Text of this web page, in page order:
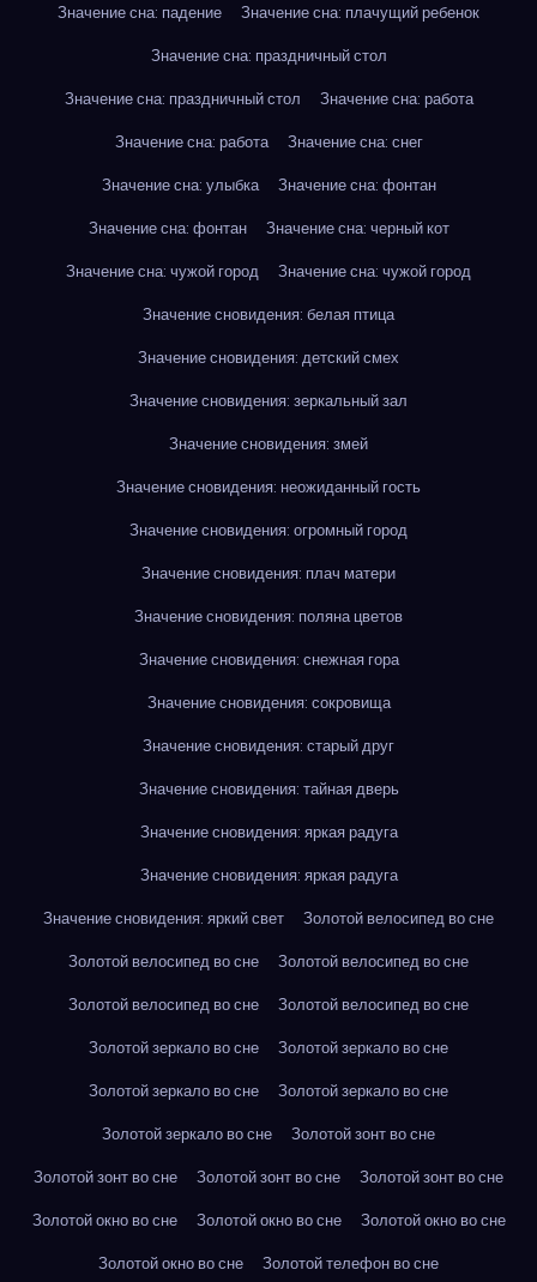
Значение сна: падение
Значение сна: плачущий ребенок
Значение сна: праздничный стол
Значение сна: праздничный стол
Значение сна: работа
Значение сна: работа
Значение сна: снег
Значение сна: улыбка
Значение сна: фонтан
Значение сна: фонтан
Значение сна: черный кот
Значение сна: чужой город
Значение сна: чужой город
Значение сновидения: белая птица
Значение сновидения: детский смех
Значение сновидения: зеркальный зал
Значение сновидения: змей
Значение сновидения: неожиданный гость
Значение сновидения: огромный город
Значение сновидения: плач матери
Значение сновидения: поляна цветов
Значение сновидения: снежная гора
Значение сновидения: сокровища
Значение сновидения: старый друг
Значение сновидения: тайная дверь
Значение сновидения: яркая радуга
Значение сновидения: яркая радуга
Значение сновидения: яркий свет
Золотой велосипед во сне
Золотой велосипед во сне
Золотой велосипед во сне
Золотой велосипед во сне
Золотой велосипед во сне
Золотой зеркало во сне
Золотой зеркало во сне
Золотой зеркало во сне
Золотой зеркало во сне
Золотой зеркало во сне
Золотой зонт во сне
Золотой зонт во сне
Золотой зонт во сне
Золотой зонт во сне
Золотой окно во сне
Золотой окно во сне
Золотой окно во сне
Золотой окно во сне
Золотой телефон во сне